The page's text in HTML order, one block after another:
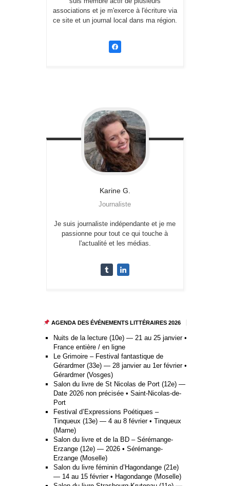
associations et je m'exerce à l'écriture via
ce site et un journal local dans ma région.
Karine G.
Journaliste
Je suis journaliste indépendante et je me
passionne pour tout ce qui touche à
l'actualité et les médias.
AGENDA DES ÉVÉNEMENTS LITTÉRAIRES 2026
Nuits de la lecture (10e) — 21 au 25 janvier •
France entière / en ligne
Le Grimoire – Festival fantastique de
Gérardmer (33e) — 28 janvier au 1er février •
Gérardmer (Vosges)
Salon du livre de St Nicolas de Port (12e) —
Date 2026 non précisée • Saint-Nicolas-de-
Port
Festival d’Expressions Poétiques –
Tinqueux (13e) — 4 au 8 février • Tinqueux
(Marne)
Salon du livre et de la BD – Sérémange-
Erzange (12e) — 2026 • Sérémange-
Erzange (Moselle)
Salon du livre féminin d’Hagondange (21e)
— 14 au 15 février • Hagondange (Moselle)